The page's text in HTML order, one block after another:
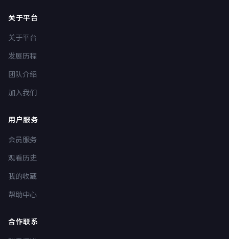
关于平台
关于平台
发展历程
团队介绍
加入我们
用户服务
会员服务
观看历史
我的收藏
帮助中心
合作联系